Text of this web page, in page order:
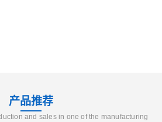
产品推荐
and sales in one of the manufacturing